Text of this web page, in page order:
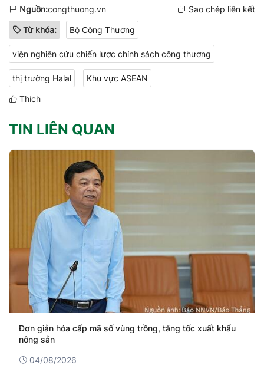
Nguồn:congthuong.vn Sao chép liên kết
Từ khóa: Bộ Công Thương
viện nghiên cứu chiến lược chính sách công thương
thị trường Halal Khu vực ASEAN
Thích
TIN LIÊN QUAN
Đơn giản hóa cấp mã số vùng trồng, tăng tốc xuất khẩu
nông sản
04/08/2026